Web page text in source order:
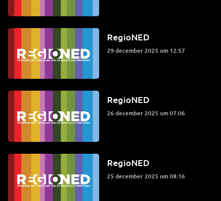
RegioNED
29 december 2025 om 12:57
RegioNED
26 december 2025 om 07:06
RegioNED
25 december 2025 om 08:16